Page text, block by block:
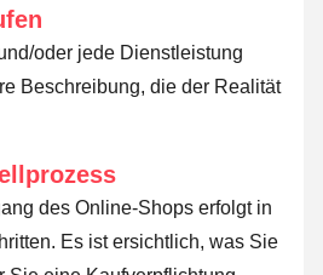
oder jede Dienstleistung
Beschreibung, die der Realität
des Online-Shops erfolgt in
Es ist ersichtlich, was Sie